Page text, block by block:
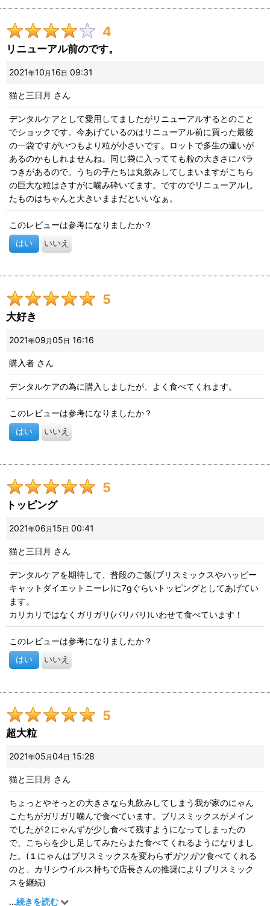
4
リニューアル前のです。
2021年10 月 16 日 09:31
猫と三日月 さん
デンタルケアとして愛用してましたがリニューアルするとのこと
でショックです。今あげているのはリニューアル前に買った最後
の一袋ですがいつもより粒が小さいです。ロットで多生の違いが
あるのかもしれませんね。同じ袋に入ってても粒の大きさにバラ
つきがあるので。うちの子たちは丸飲みしてしまいますがこちら
の巨大な粒はさすがに噛み砕いてます。ですのでリニューアルし
たものはちゃんと大きいままだといいなぁ。
このレビューは参考になりましたか？
はい いいえ
5
大好き
2021年09 月 05 日 16:16
購入者 さん
デンタルケアの為に購入しましたが、よく食べてくれます。
このレビューは参考になりましたか？
はい いいえ
5
トッピング
2021年06 月 15 日 00:41
猫と三日月 さん
デンタルケアを期待して、普段のご飯(ブリスミックスやハッピー
キャットダイエットニーレ)に7gぐらいトッピングとしてあげてい
ます。
カリカリではなくガリガリ(バリバリ)いわせて食べています！
このレビューは参考になりましたか？
はい いいえ
5
超大粒
2021年05 月 04日 15:28
猫と三日月 さん
ちょっとやそっとの大きさなら丸飲みしてしまう我が家のにゃん
こたちがガリガリ噛んで食べています。ブリスミックスがメイン
でしたが２にゃんずが少し食べて残すようになってしまったの
で、こちらを少し足してみたらまた食べてくれるようになりまし
た。(１にゃんはブリスミックスを変わらずガツガツ食べてくれる
のと、カリシウイルス持ちで店長さんの推奨によりブリスミック
スを継続)
サラッとしているブリスミックスに比べ、ハッピーキャットラー
...続きを読む